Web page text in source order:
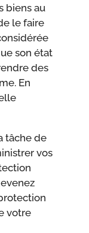
biens au
le faire
son état
des
En
tâche de
vos
votre